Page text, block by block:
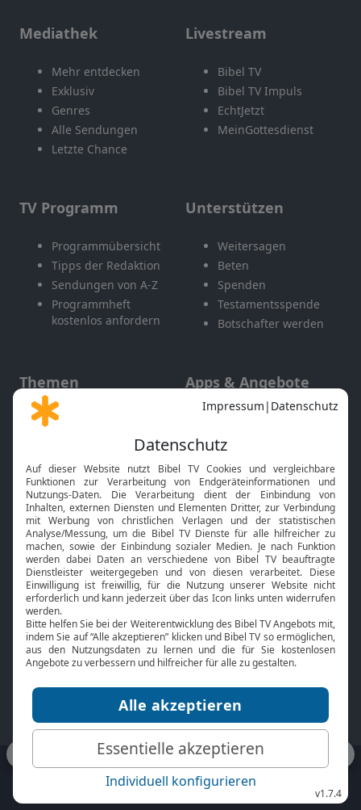
Mediathek
Mehr entdecken
Exklusiv
Genres
Alle Sendungen
Letzte Chance
Livestream
Bibel TV
Bibel TV Impuls
EchtJetzt
MeinGottesdienst
TV Programm
Programmübersicht
Tipps der Redaktion
Sendungen von A-Z
Programmheft
kostenlos anfordern
Unterstützen
Weitersagen
Beten
Spenden
Testamentsspende
Botschafter werden
Themen
Gott und Bibel erklärt
Neuigkeiten
Apps & Angebote
Mobile App
Smart TV
HbbTV
Bibelthek Online-Bibel
Nächster Gottesdienst
Bibel TV
Über uns
Jobs
Mediadaten
Service
Kontakt
TV-Empfang
bibeltv.de: Impressum
Datenschutz
Nutzungsbedingungen
Fakten Bibel TV App